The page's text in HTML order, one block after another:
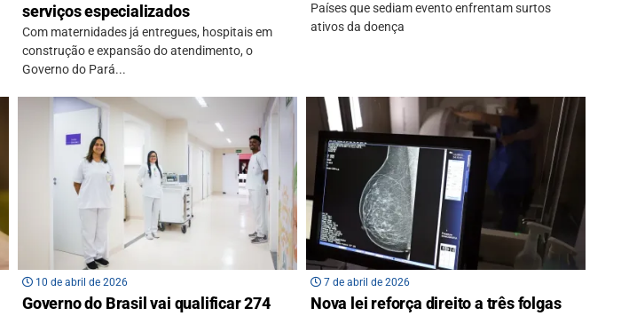
serviços especializados
Com maternidades já entregues, hospitais em
construção e expansão do atendimento, o
Governo do Pará...
Países que sediam evento enfrentam surtos
ativos da doença
10 de abril de 2026
Governo do Brasil vai qualificar 274
7 de abril de 2026
Nova lei reforça direito a três folgas